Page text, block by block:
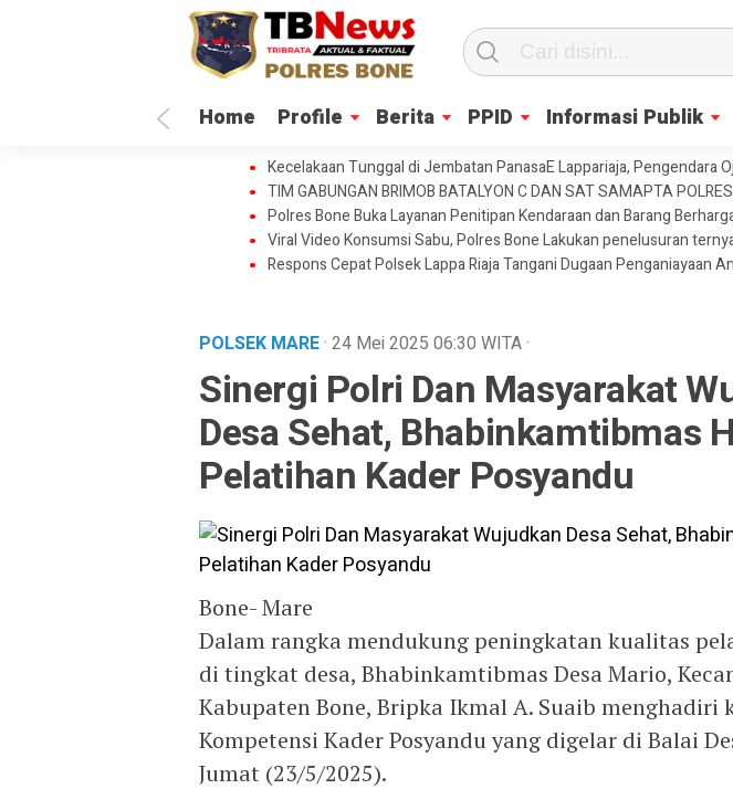
Home Profile Berita PPID Informasi Publik
Kecelakaan Tunggal di Jembatan PanasaE Lappariaja, Pengendara
TIM GABUNGAN BRIMOB BATALYON C DAN SAT SAMAPTA
Polres Bone Buka Layanan Penitipan Kendaraan dan Barang
Viral Video Konsumsi Sabu, Polres Bone Lakukan penelusuran
Respons Cepat Polsek Lappa Riaja Tangani Dugaan Penganiayaan
POLSEK MARE· 24 Mei 2025 06:30 WITA·
Sinergi Polri Dan Masyarakat
Desa Sehat, Bhabinkamtibmas
Pelatihan Kader Posyandu
Bone- Mare
Dalam rangka mendukung peningkatan kualitas
di tingkat desa, Bhabinkamtibmas Desa Mario,
Kabupaten Bone, Bripka Ikmal A. Suaib menghadiri
Kompetensi Kader Posyandu yang digelar di Balai
Jumat (23/5/2025).